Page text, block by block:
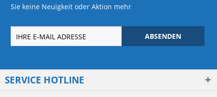
Sie keine Neuigkeit oder Aktion mehr
ABSENDEN
SERVICE HOTLINE